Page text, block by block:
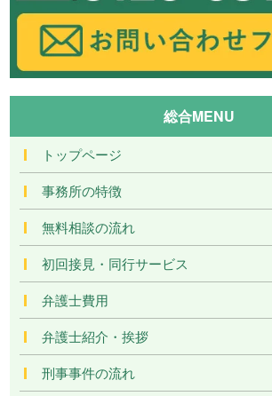
総合MENU
トップページ
事務所の特徴
無料相談の流れ
初回接見・同行サービス
弁護士費用
弁護士紹介・挨拶
刑事事件の流れ